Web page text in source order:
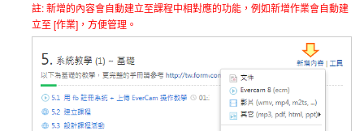
註: 新增的內容會自動建立至課程中相對應的功能，例如新增作業會自動建
立至 [作業]，方便管理。